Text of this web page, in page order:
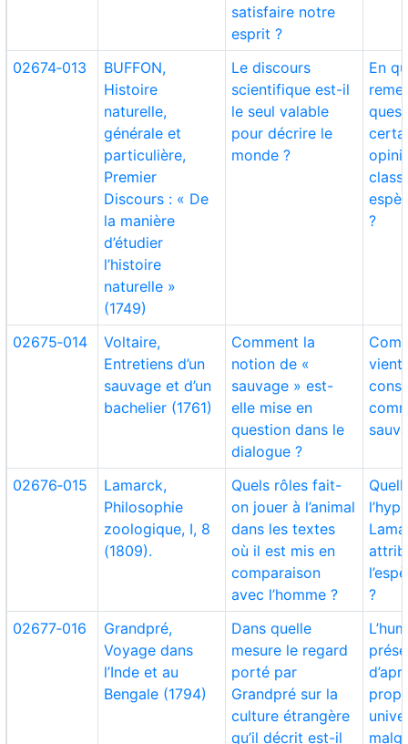
satisfaire notre
esprit ?
02674‑013
BUFFON,
Histoire
naturelle,
générale et
particulière,
Premier
Discours : « De
la manière
d’étudier
l’histoire
naturelle »
(1749)
Le discours
scientifique est-il
le seul valable
pour décrire le
monde ?
En
?
02675‑014
Voltaire,
Entretiens d’un
sauvage et d’un
bachelier (1761)
Comment la
notion de «
sauvage » est-
elle mise en
question dans le
dialogue ?
02676‑015
Lamarck,
Philosophie
zoologique, I, 8
(1809).
Quels rôles fait-
on jouer à l’animal
dans les textes
où il est mis en
comparaison
avec l’homme ?
?
02677‑016
Grandpré,
Voyage dans
l’Inde et au
Bengale (1794)
Dans quelle
mesure le regard
porté par
Grandpré sur la
culture étrangère
qu’il décrit est-il